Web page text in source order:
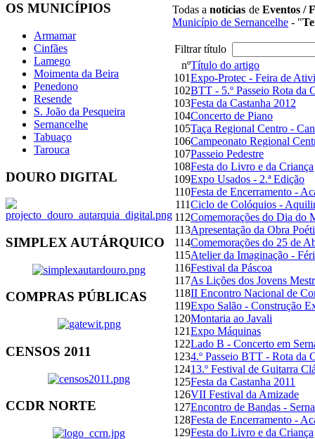
OS MUNICÍPIOS
Armamar
Cinfães
Lamego
Moimenta da Beira
Penedono
Resende
S. João da Pesqueira
Sernancelhe
Tabuaço
Tarouca
DOURO DIGITAL
SIMPLEX AUTÁRQUICO
COMPRAS PÚBLICAS
CENSOS 2011
CCDR NORTE
Todas anotícias de Eventos /
Município de Sernancelhe - "
Filtrar título
nºTítulo do artigo
101Expo-Protec - Feira de
102BTT - 5.º Passeio Rota da
103Festa da Castanha 2012
104Concerto de Piano
105Taça Regional Centro -
106Campeonato Regional
107Passeio Pedestre
108Festa do Livro e da Criança
109Expo Usados - 2.ª Edição
110Festa de Encerramento -
111Ciclo de Colóquios -
112Comemorações do Dia do
113Apresentação da Obra
114Comemorações do 25 de
115Atelier da Imaginação -
116Festival da Páscoa
117As Lições dos Jovens
118II Encontro Nacional de
119Expo Salão - Construção
120Montaria ao Javali
121Expo Máquinas
122Lado B - Concerto em
1234.º Passeio BTT - Rota da
12413.º Festival de Guitarra
125Festa da Castanha 2011
126VII Festival da Amizade
127Encontro de Bandas -
128Festa de Encerramento -
129Festa do Livro e da Criança